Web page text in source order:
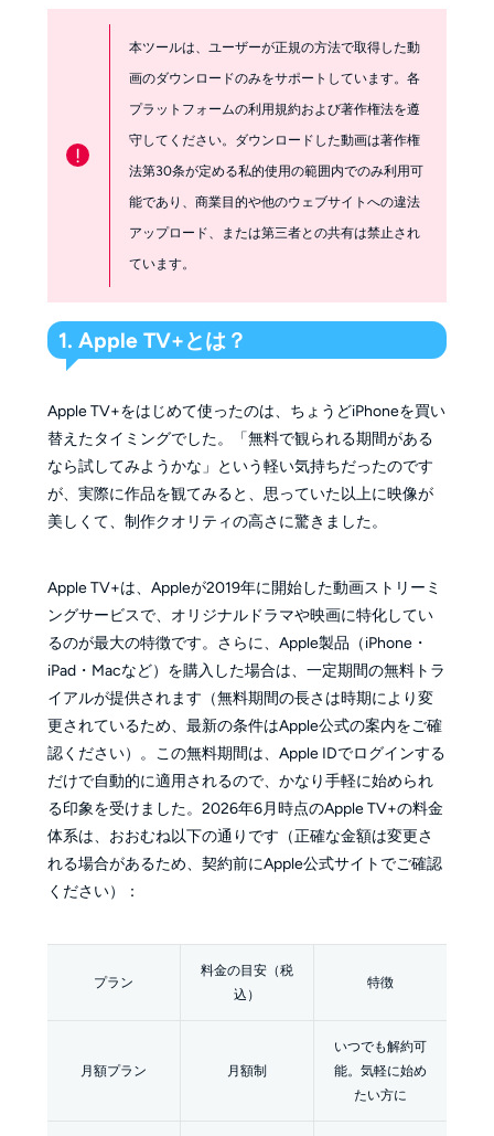
!
本ツールは、ユーザーが正規の方法で取得した動
画のダウンロードのみをサポートしています。各
プラットフォームの利用規約および著作権法を遵
守してください。ダウンロードした動画は著作権
法第30条が定める私的使用の範囲内でのみ利用可
能であり、商業目的や他のウェブサイトへの違法
アップロード、または第三者との共有は禁止され
ています。
1. Apple TV+とは？
Apple TV+をはじめて使ったのは、ちょうどiPhoneを買い
替えたタイミングでした。「無料で観られる期間がある
なら試してみようかな」という軽い気持ちだったのです
が、実際に作品を観てみると、思っていた以上に映像が
美しくて、制作クオリティの高さに驚きました。
Apple TV+は、Appleが2019年に開始した動画ストリーミ
ングサービスで、オリジナルドラマや映画に特化してい
るのが最大の特徴です。さらに、Apple製品（iPhone・
iPad・Macなど）を購入した場合は、一定期間の無料トラ
イアルが提供されます（無料期間の長さは時期により変
更されているため、最新の条件はApple公式の案内をご確
認ください）。この無料期間は、Apple IDでログインする
だけで自動的に適用されるので、かなり手軽に始められ
る印象を受けました。2026年6月時点のApple TV+の料金
体系は、おおむね以下の通りです（正確な金額は変更さ
れる場合があるため、契約前にApple公式サイトでご確認
ください）：
プラン
料金の目安（税
込）
特徴
月額プラン 月額制
いつでも解約可
能。気軽に始め
たい方に